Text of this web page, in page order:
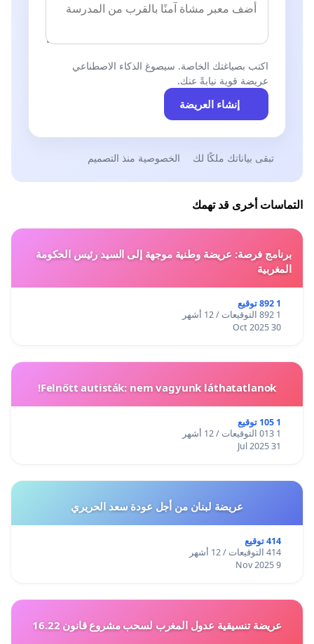
اكتب بصياغتك الخاصة. سيصوغ الذكاء الاصطناعي
عريضة قوية نيابةً عنك.
إنشاء العريضة
تبقى بياناتك ملكًا لك الخصوصية منذ التصميم
التماسات أخرى قد تهمك
برنامج فرصة: عريضة وطنية موجهة إلى السيد رئيس الحكومة
المغربية
1 892 توقيع
1 892 التوقيعات / 12 أشهر
30 Oct 2025
Felnőtt autisták: nem vagyunk láthatatlanok!
1 105 توقيع
1 013 التوقيعات / 12 أشهر
31 Jul 2025
عريضة لبنان من أجل عودة سعد الحريري
414 توقيع
414 التوقيعات / 12 أشهر
9 Nov 2025
عريضة تنسيقية عدول المغرب لسحب مشروع قانون 16.22